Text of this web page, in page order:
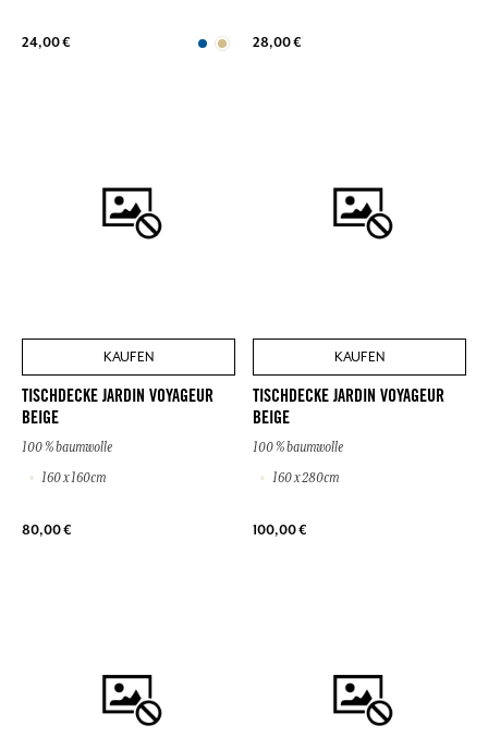
24,00 € 28,00 €
KAUFEN
TISCHDECKE JARDIN VOYAGEUR
BEIGE
100 % baumwolle
160 x 160cm
80,00 €
KAUFEN
TISCHDECKE JARDIN VOYAGEUR
BEIGE
100 % baumwolle
160 x 280cm
100,00 €